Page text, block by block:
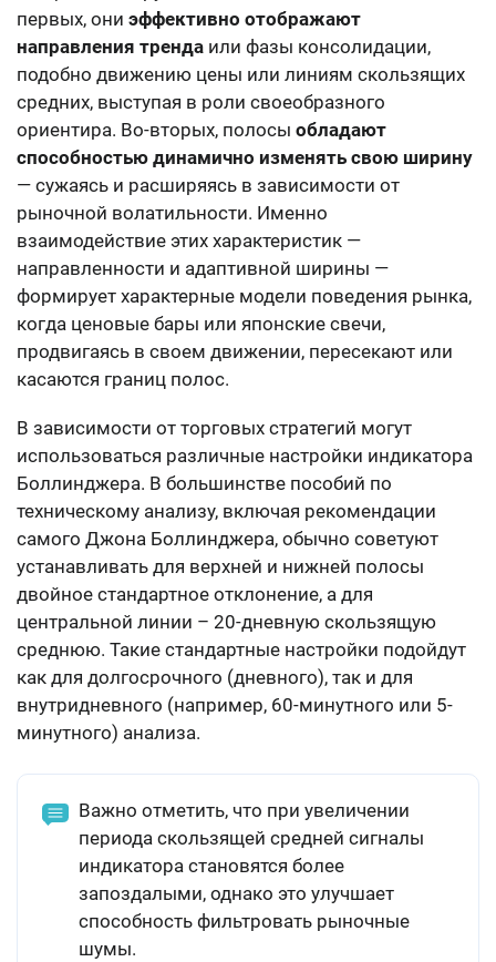
первых, они эффективно отображают
направления тренда или фазы консолидации,
подобно движению цены или линиям скользящих
средних, выступая в роли своеобразного
ориентира. Во-вторых, полосы обладают
способностью динамично изменять свою ширину
— сужаясь и расширяясь в зависимости от
рыночной волатильности. Именно
взаимодействие этих характеристик —
направленности и адаптивной ширины —
формирует характерные модели поведения рынка,
когда ценовые бары или японские свечи,
продвигаясь в своем движении, пересекают или
касаются границ полос.
В зависимости от торговых стратегий могут
использоваться различные настройки индикатора
Боллинджера. В большинстве пособий по
техническому анализу, включая рекомендации
самого Джона Боллинджера, обычно советуют
устанавливать для верхней и нижней полосы
двойное стандартное отклонение, а для
центральной линии – 20-дневную скользящую
среднюю. Такие стандартные настройки подойдут
как для долгосрочного (дневного), так и для
внутридневного (например, 60-минутного или 5-
минутного) анализа.
Важно отметить, что при увеличении
периода скользящей средней сигналы
индикатора становятся более
запоздалыми, однако это улучшает
способность фильтровать рыночные
шумы.